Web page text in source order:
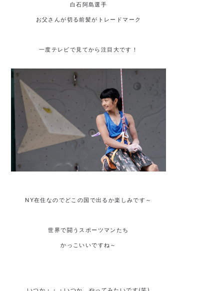
白石阿島選手
お父さんが切る前髪がトレードマーク
一度テレビで見てから注目大です！
NY在住なのでどこの国で出るか楽しみです～
世界で闘うスポーツマンたち
かっこいいですね～